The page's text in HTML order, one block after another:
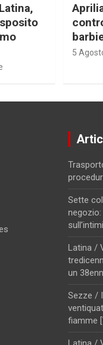
5
Sette
Latina /
un
Sezze /
fiamme